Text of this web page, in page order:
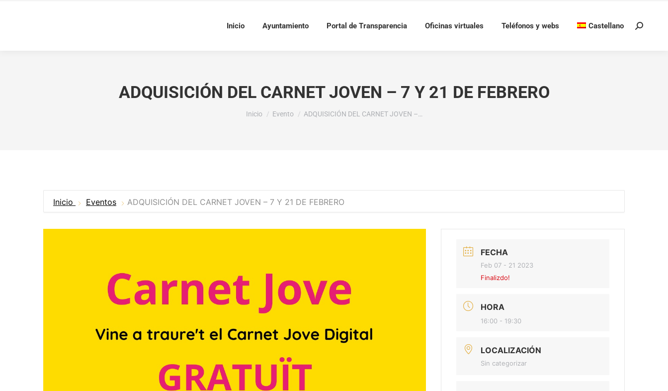
Inicio Ayuntamiento Portal de Transparencia Oficinas virtuales Teléfonos y webs Castellano Buscar:
ADQUISICIÓN DEL CARNET JOVEN – 7 Y 21 DE FEBRERO
Estás aquí:
Inicio Evento ADQUISICIÓN DEL CARNET JOVEN –…
Inicio Eventos ADQUISICIÓN DEL CARNET JOVEN – 7 Y 21 DE FEBRERO
FECHA
Feb 07 - 21 2023
Finalizdo!
HORA
16:00 - 19:30
LOCALIZACIÓN
Sin categorizar